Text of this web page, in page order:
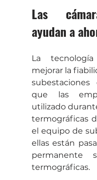
Las
ayudan a
La
mejorar la
que las
utilizado
termográficas
el equipo de
ellas están
permanente
termográficas.